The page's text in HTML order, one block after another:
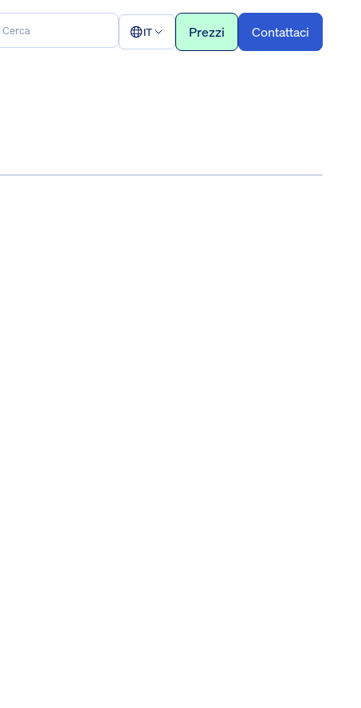
IT Prezzi Contattaci